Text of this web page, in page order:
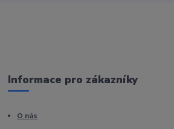
Informace pro zákazníky
O nás